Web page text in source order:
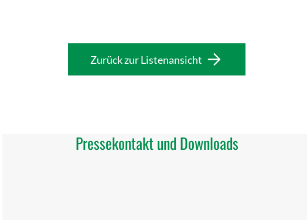
Zurück zur Listenansicht
Pressekontakt und Downloads